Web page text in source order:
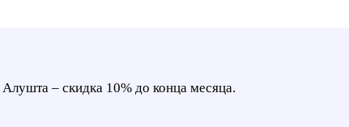
– скидка 10% до конца месяца.